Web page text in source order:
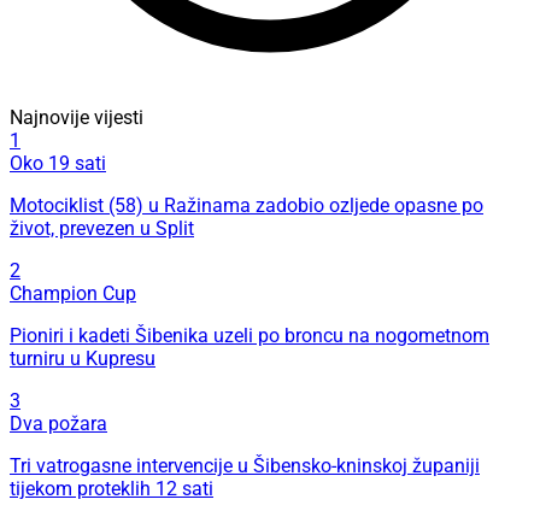
Najnovije vijesti
1
Oko 19 sati
Motociklist (58) u Ražinama zadobio ozljede opasne po
život, prevezen u Split
2
Champion Cup
Pioniri i kadeti Šibenika uzeli po broncu na nogometnom
turniru u Kupresu
3
Dva požara
Tri vatrogasne intervencije u Šibensko-kninskoj županiji
tijekom proteklih 12 sati